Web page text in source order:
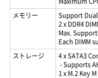
メモリー
Support Dual
2 x DDR4
Max.
Each DIMM
ストレージ
4 x SATA3
- Supports
1 x M.2 Key